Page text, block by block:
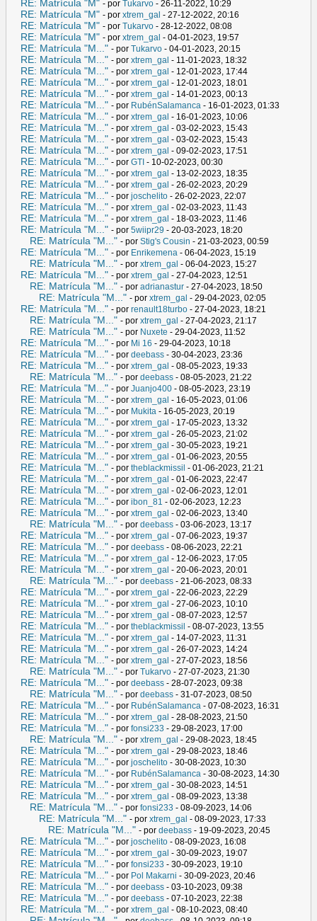
RE: Matrícula "M" - por Tukarvo - 26-11-2022, 10:29
RE: Matrícula "M" - por xtrem_gal - 27-12-2022, 20:16
RE: Matrícula "M" - por Tukarvo - 28-12-2022, 08:08
RE: Matrícula "M" - por xtrem_gal - 04-01-2023, 19:57
RE: Matrícula "M..." - por Tukarvo - 04-01-2023, 20:15
RE: Matrícula "M..." - por xtrem_gal - 11-01-2023, 18:32
RE: Matrícula "M..." - por xtrem_gal - 12-01-2023, 17:44
RE: Matrícula "M..." - por xtrem_gal - 12-01-2023, 18:01
RE: Matrícula "M..." - por xtrem_gal - 14-01-2023, 00:13
RE: Matrícula "M..." - por RubénSalamanca - 16-01-2023, 01:33
RE: Matrícula "M..." - por xtrem_gal - 16-01-2023, 10:06
RE: Matrícula "M..." - por xtrem_gal - 03-02-2023, 15:43
RE: Matrícula "M..." - por xtrem_gal - 03-02-2023, 15:43
RE: Matrícula "M..." - por xtrem_gal - 09-02-2023, 17:51
RE: Matrícula "M..." - por GTI - 10-02-2023, 00:30
RE: Matrícula "M..." - por xtrem_gal - 13-02-2023, 18:35
RE: Matrícula "M..." - por xtrem_gal - 26-02-2023, 20:29
RE: Matrícula "M..." - por joschelito - 26-02-2023, 22:07
RE: Matrícula "M..." - por xtrem_gal - 02-03-2023, 11:43
RE: Matrícula "M..." - por xtrem_gal - 18-03-2023, 11:46
RE: Matrícula "M..." - por 5wiipr29 - 20-03-2023, 18:20
RE: Matrícula "M..." - por Stig's Cousin - 21-03-2023, 00:59
RE: Matrícula "M..." - por Enrikemena - 06-04-2023, 15:19
RE: Matrícula "M..." - por xtrem_gal - 06-04-2023, 15:27
RE: Matrícula "M..." - por xtrem_gal - 27-04-2023, 12:51
RE: Matrícula "M..." - por adrianastur - 27-04-2023, 18:50
RE: Matrícula "M..." - por xtrem_gal - 29-04-2023, 02:05
RE: Matrícula "M..." - por renault18turbo - 27-04-2023, 18:21
RE: Matrícula "M..." - por xtrem_gal - 27-04-2023, 21:17
RE: Matrícula "M..." - por Nuxete - 29-04-2023, 11:52
RE: Matrícula "M..." - por Mi 16 - 29-04-2023, 10:18
RE: Matrícula "M..." - por deebass - 30-04-2023, 23:36
RE: Matrícula "M..." - por xtrem_gal - 08-05-2023, 19:33
RE: Matrícula "M..." - por deebass - 08-05-2023, 21:22
RE: Matrícula "M..." - por Juanjo400 - 08-05-2023, 23:19
RE: Matrícula "M..." - por xtrem_gal - 16-05-2023, 01:06
RE: Matrícula "M..." - por Mukita - 16-05-2023, 20:19
RE: Matrícula "M..." - por xtrem_gal - 17-05-2023, 13:32
RE: Matrícula "M..." - por xtrem_gal - 26-05-2023, 21:02
RE: Matrícula "M..." - por xtrem_gal - 30-05-2023, 19:21
RE: Matrícula "M..." - por xtrem_gal - 01-06-2023, 20:55
RE: Matrícula "M..." - por theblackmissil - 01-06-2023, 21:21
RE: Matrícula "M..." - por xtrem_gal - 01-06-2023, 22:47
RE: Matrícula "M..." - por xtrem_gal - 02-06-2023, 12:01
RE: Matrícula "M..." - por ibon_81 - 02-06-2023, 12:23
RE: Matrícula "M..." - por xtrem_gal - 02-06-2023, 13:40
RE: Matrícula "M..." - por deebass - 03-06-2023, 13:17
RE: Matrícula "M..." - por xtrem_gal - 07-06-2023, 19:37
RE: Matrícula "M..." - por deebass - 08-06-2023, 22:21
RE: Matrícula "M..." - por xtrem_gal - 12-06-2023, 17:05
RE: Matrícula "M..." - por xtrem_gal - 20-06-2023, 20:01
RE: Matrícula "M..." - por deebass - 21-06-2023, 08:33
RE: Matrícula "M..." - por xtrem_gal - 22-06-2023, 22:29
RE: Matrícula "M..." - por xtrem_gal - 27-06-2023, 10:10
RE: Matrícula "M..." - por xtrem_gal - 08-07-2023, 12:57
RE: Matrícula "M..." - por theblackmissil - 08-07-2023, 13:55
RE: Matrícula "M..." - por xtrem_gal - 14-07-2023, 11:31
RE: Matrícula "M..." - por xtrem_gal - 26-07-2023, 14:24
RE: Matrícula "M..." - por xtrem_gal - 27-07-2023, 18:56
RE: Matrícula "M..." - por Tukarvo - 27-07-2023, 21:30
RE: Matrícula "M..." - por deebass - 28-07-2023, 09:38
RE: Matrícula "M..." - por deebass - 31-07-2023, 08:50
RE: Matrícula "M..." - por RubénSalamanca - 07-08-2023, 16:31
RE: Matrícula "M..." - por xtrem_gal - 28-08-2023, 21:50
RE: Matrícula "M..." - por fonsi233 - 29-08-2023, 17:00
RE: Matrícula "M..." - por xtrem_gal - 29-08-2023, 18:45
RE: Matrícula "M..." - por xtrem_gal - 29-08-2023, 18:46
RE: Matrícula "M..." - por joschelito - 30-08-2023, 10:30
RE: Matrícula "M..." - por RubénSalamanca - 30-08-2023, 14:30
RE: Matrícula "M..." - por xtrem_gal - 30-08-2023, 14:51
RE: Matrícula "M..." - por xtrem_gal - 08-09-2023, 13:38
RE: Matrícula "M..." - por fonsi233 - 08-09-2023, 14:06
RE: Matrícula "M..." - por xtrem_gal - 08-09-2023, 17:33
RE: Matrícula "M..." - por deebass - 19-09-2023, 20:45
RE: Matrícula "M..." - por joschelito - 08-09-2023, 16:08
RE: Matrícula "M..." - por xtrem_gal - 30-09-2023, 19:07
RE: Matrícula "M..." - por fonsi233 - 30-09-2023, 19:10
RE: Matrícula "M..." - por Pol Makarni - 30-09-2023, 20:46
RE: Matrícula "M..." - por deebass - 03-10-2023, 09:38
RE: Matrícula "M..." - por deebass - 07-10-2023, 22:38
RE: Matrícula "M..." - por xtrem_gal - 08-10-2023, 08:40